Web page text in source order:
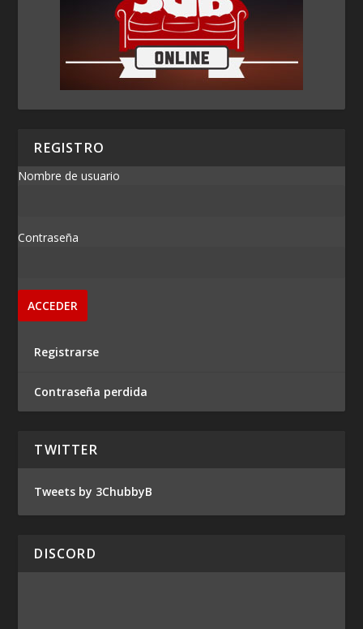
REGISTRO
Nombre de usuario
Contraseña
Registrarse
Contraseña perdida
TWITTER
Tweets by 3ChubbyB
DISCORD